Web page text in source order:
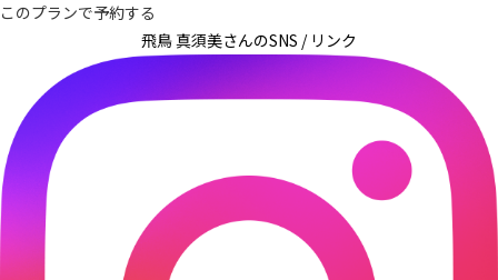
このプランで予約する
飛鳥 真須美さんのSNS / リンク